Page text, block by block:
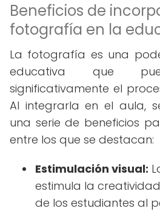
Beneficios de
fotografía en la
La fotografía es una
educativa que
significativamente el
Al integrarla en el aula,
una serie de beneficios
entre los que se destacan:
Estimulación visual:
estimula la
de los estudiantes al